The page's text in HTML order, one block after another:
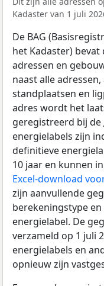
Kadaster van 1 juli
De BAG
het Kadaster) bevat
adressen en
naast alle
standplaatsen en
adres wordt het
geregistreerd bij de
energielabels zijn
definitieve
10 jaar en kunnen
Excel-download
zijn aanvullende
berekeningstype
energielabel. De
verzameld op 1 juli
energielabels en
opnieuw zijn